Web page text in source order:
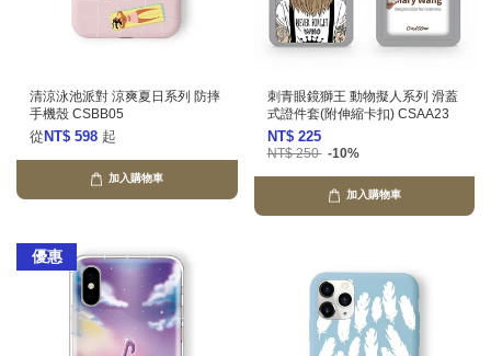
清涼泳池派對 涼爽夏日系列 防摔
手機殼 CSBB05
從 NT$ 598 起
加入購物車
刺青眼鏡獅王 動物擬人系列 滑蓋
式證件套(附伸縮卡扣) CSAA23
NT$ 225
NT$ 250 -10%
加入購物車
優惠